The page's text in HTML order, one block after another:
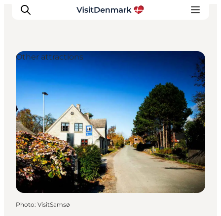
Inspirations
Destinations
Quoi faire
Hébergements
Planifiez votre voyage
Other attractions
Photo: VisitSamsø